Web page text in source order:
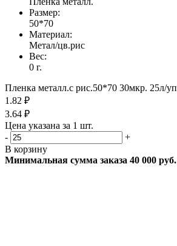
Размер:
50*70
Материал:
Метал/цв.рис
Вес:
0 г.
Пленка металл.с рис.50*70 30мкр. 25л/уп
1.82 ₽
3.64 ₽
Цена указана за 1 шт.
-
+
В корзину
Минимальная сумма заказа 40 000 руб.